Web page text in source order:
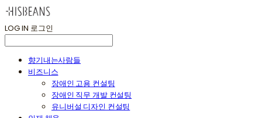
LOG IN 로그인
향기내는사람들
비즈니스
장애인 고용 컨설팅
장애인 직무 개발 컨설팅
유니버설 디자인 컨설팅